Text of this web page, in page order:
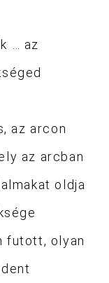
… az
az arcon
az arcban
oldja
futott, olyan